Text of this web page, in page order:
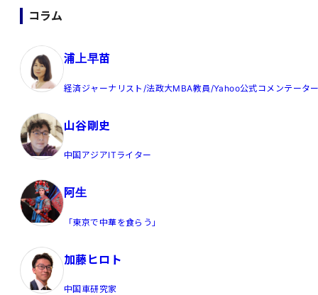
コラム
浦上早苗
経済ジャーナリスト/法政大MBA教員/Yahoo公式コメンテータ
山谷剛史
中国アジアITライター
阿生
「東京で中華を食らう」
加藤ヒロト
中国車研究家